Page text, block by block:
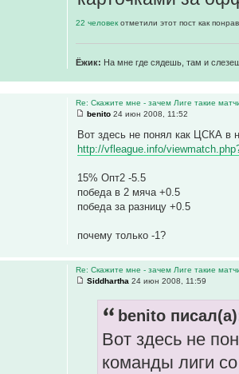
22 человек отметили этот пост как
Ёжик: На мне где сядешь, там и
Re: Скажите мне - зачем Лиге такие
benito 24 июн 2008, 11:52
Вот здесь не понял как ЦСКА в
http://vfleague.info/
15% Опт2 -5.5
победа в 2 мяча +0.5
победа за разницу +0.5
почему только -1?
Re: Скажите мне - зачем Лиге такие
Siddhartha 24 июн 2008, 11:59
benito
Вот здесь не
команды лиги